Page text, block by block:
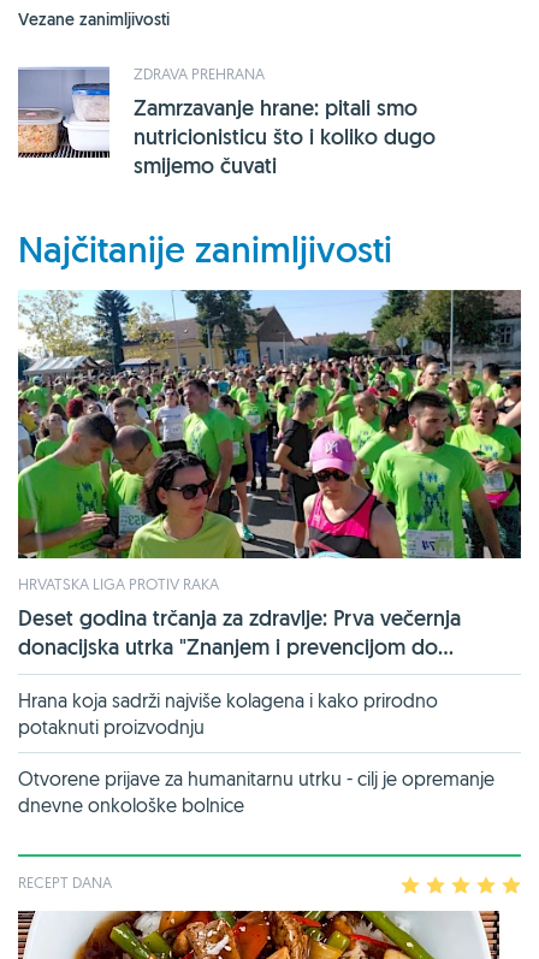
Vezane zanimljivosti
ZDRAVA PREHRANA
Zamrzavanje hrane: pitali smo
nutricionisticu što i koliko dugo
smijemo čuvati
Najčitanije zanimljivosti
HRVATSKA LIGA PROTIV RAKA
Deset godina trčanja za zdravlje: Prva večernja
donacijska utrka "Znanjem i prevencijom do...
Hrana koja sadrži najviše kolagena i kako prirodno
potaknuti proizvodnju
Otvorene prijave za humanitarnu utrku - cilj je opremanje
dnevne onkološke bolnice
RECEPT DANA 2 3 4